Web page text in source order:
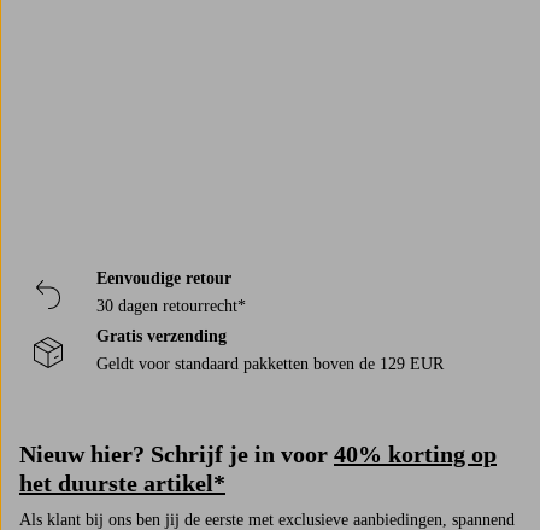
Eenvoudige retour
30 dagen retourrecht*
Gratis verzending
Geldt voor standaard pakketten boven de 129 EUR
Nieuw hier? Schrijf je in voor 40% korting op
het duurste artikel*
Als klant bij ons ben jij de eerste met exclusieve aanbiedingen, spannend